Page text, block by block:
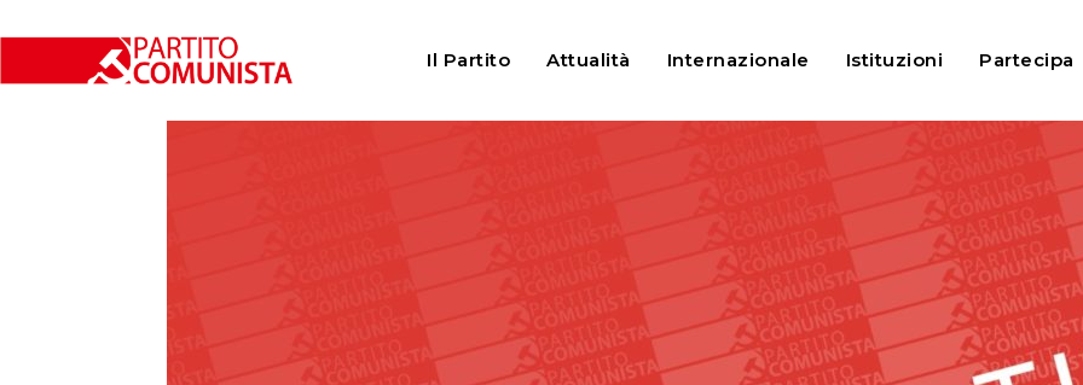
Il Partito Attualità Internazionale Istituzioni Partecipa